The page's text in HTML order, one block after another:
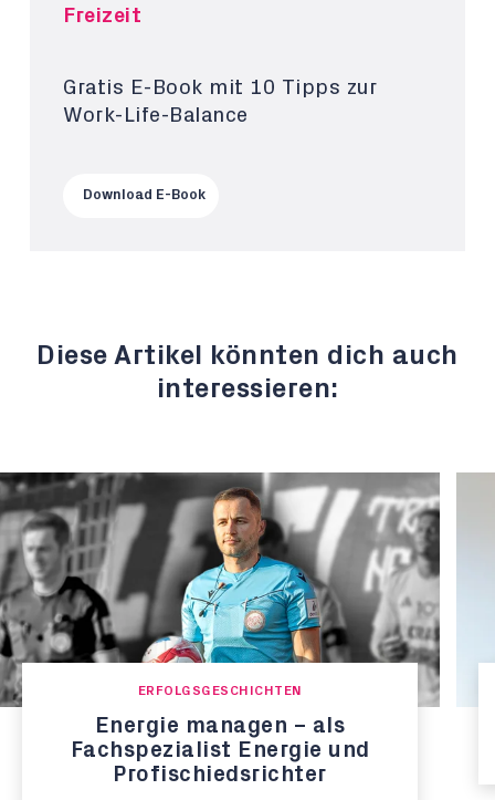
Freizeit
Gratis E-Book mit 10 Tipps zur
Work-Life-Balance
Download E-Book
Diese Artikel könnten dich auch
interessieren:
ERFOLGSGESCHICHTEN
Energie managen – als
Fachspezialist Energie und
Profischiedsrichter